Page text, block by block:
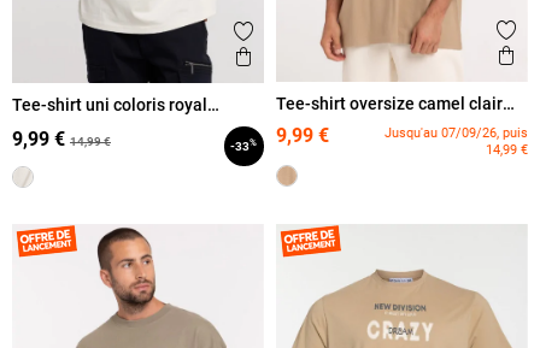
Ajouter aux favoris
Aperçu rapide
Tee-shirt uni coloris royal
9,99 € 14,99 € -33%
Tee-shirt oversize camel clair
9,99 €
Jusqu'au 07/09/26, puis
14,99 €